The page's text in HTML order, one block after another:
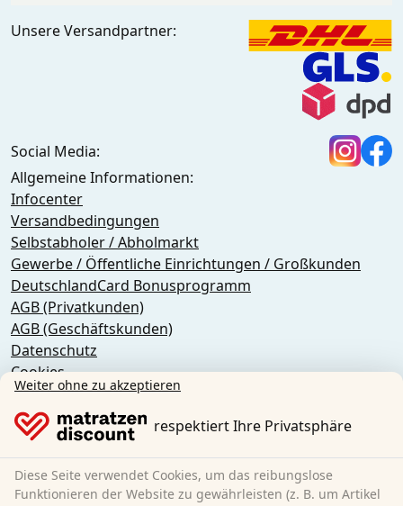
Unsere Versandpartner:
Social Media:
Allgemeine Informationen:
Infocenter
Versandbedingungen
Selbstabholer / Abholmarkt
Gewerbe / Öffentliche Einrichtungen / Großkunden
DeutschlandCard Bonusprogramm
AGB (Privatkunden)
AGB (Geschäftskunden)
Datenschutz
Cookies
Widerrufsbelehrung
Impressum
Vertrag widerrufen
Sleezzz GmbH
Weiter ohne zu akzeptieren
respektiert Ihre Privatsphäre
Diese Seite verwendet Cookies, um das reibungslose
Funktionieren der Website zu gewährleisten (z. B. um Artikel